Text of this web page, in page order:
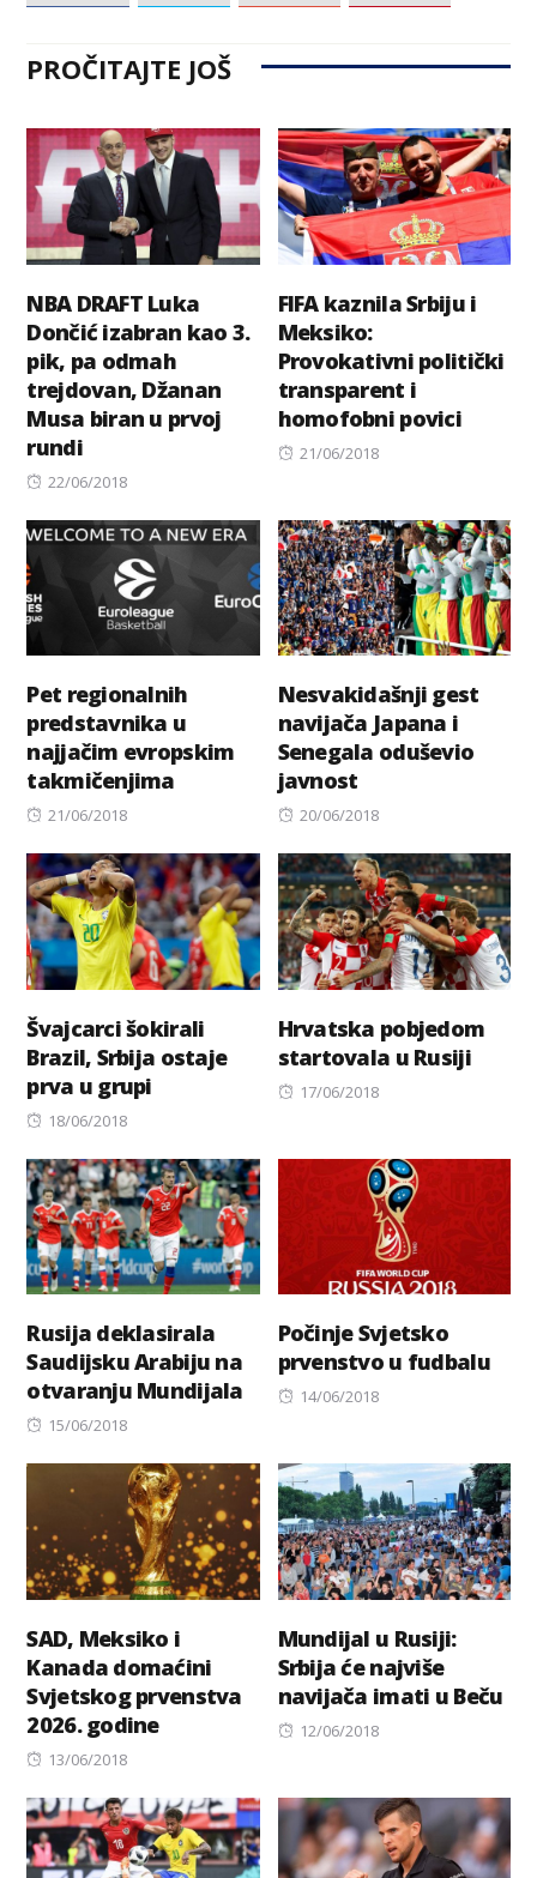
PROČITAJTE JOŠ
NBA DRAFT Luka
Dončić izabran kao 3.
pik, pa odmah
trejdovan, Džanan
Musa biran u prvoj
rundi
Posted
22/06/2018
FIFA kaznila Srbiju i
Meksiko:
Provokativni politički
transparent i
homofobni povici
Posted
21/06/2018
Pet regionalnih
predstavnika u
najjačim evropskim
takmičenjima
Posted
21/06/2018
Nesvakidašnji gest
navijača Japana i
Senegala oduševio
javnost
Posted
20/06/2018
Švajcarci šokirali
Brazil, Srbija ostaje
prva u grupi
Posted
18/06/2018
Hrvatska pobjedom
startovala u Rusiji
Posted
17/06/2018
Rusija deklasirala
Saudijsku Arabiju na
otvaranju Mundijala
Posted
15/06/2018
Počinje Svjetsko
prvenstvo u fudbalu
Posted
14/06/2018
SAD, Meksiko i
Kanada domaćini
Svjetskog prvenstva
2026. godine
Posted
13/06/2018
Mundijal u Rusiji:
Srbija će najviše
navijača imati u Beču
Posted
12/06/2018